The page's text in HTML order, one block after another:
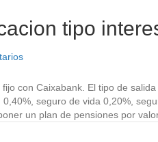
tipo
con Caixabank. El tipo de
seguro de vida 0,20%,
un plan de pensiones por